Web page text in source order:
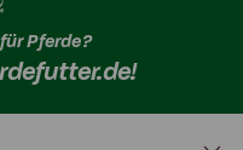
Pferde?